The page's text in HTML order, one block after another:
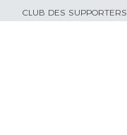
CLUB DES SUPPORTERS